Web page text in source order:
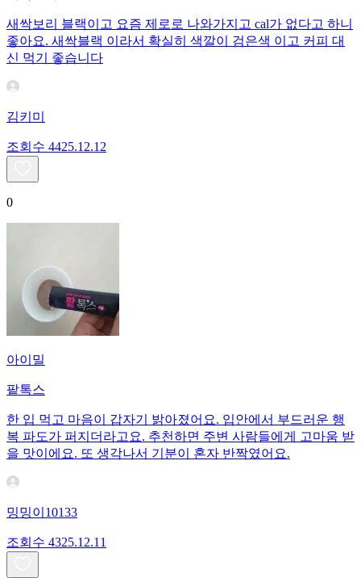
새싹보리 블랙이고 요즘 제로로 나와가지고 cal가 없다고 하니
좋아요. 새싹블랙 이라서 확실히 색깔이 검은색 이고 커피 대
신 먹기 좋습니다
김키미
조회수 4425.12.12
0
아이밀
팥톡스
한 입 먹고 마음이 갑자기 밝아졌어요. 입안에서 부드러운 행
복 파도가 퍼지더라고요. 추천하면 주변 사람들에게 고마움 받
을 맛이에요. 또 생각나서 기분이 혼자 반짝였어요.
밍밍이10133
조회수 4325.12.11